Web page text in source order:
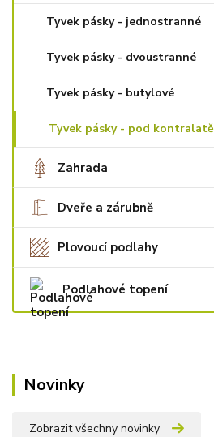
Tyvek pásky - jednostranné
Tyvek pásky - dvoustranné
Tyvek pásky - butylové
Tyvek pásky - pod kontralatě
Zahrada
Dveře a zárubně
Plovoucí podlahy
Podlahové topení
Novinky
Zobrazit všechny novinky